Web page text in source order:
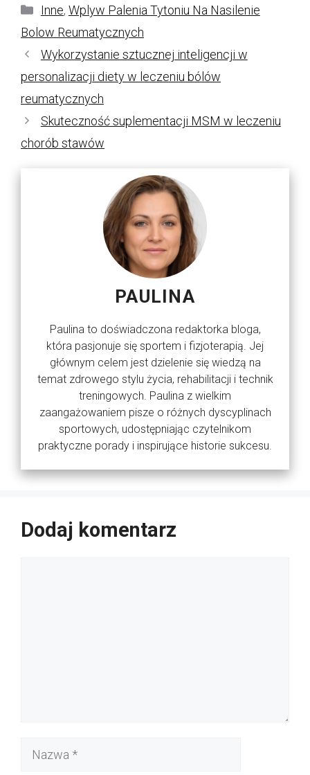
Kategorie
Inne, Wplyw Palenia Tytoniu Na Nasilenie
Bolow Reumatycznych
Wykorzystanie sztucznej inteligencji w
personalizacji diety w leczeniu bólów
reumatycznych
Skuteczność suplementacji MSM w leczeniu
chorób stawów
PAULINA
Paulina to doświadczona redaktorka bloga,
która pasjonuje się sportem i fizjoterapią. Jej
głównym celem jest dzielenie się wiedzą na
temat zdrowego stylu życia, rehabilitacji i technik
treningowych. Paulina z wielkim
zaangażowaniem pisze o różnych dyscyplinach
sportowych, udostępniając czytelnikom
praktyczne porady i inspirujące historie sukcesu.
Dodaj komentarz
Nazwa